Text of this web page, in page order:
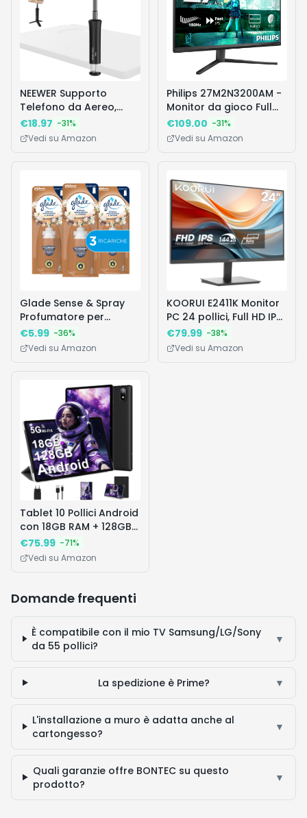
NEEWER Supporto
Telefono da Aereo,
Treppiede Smartphone
Magnetico da Tavolo
Accessori Viaggio
con MagSafe iPhone
Samsung Android per
Riprese Video, TP016
€18.97 -31%
Vedi su Amazon
Philips 27M2N3200AM -
Monitor da gioco Full
HD da 27 pollici, 180 Hz,
1ms GtG, FreeSync
(1920x1080, 2x HDMI,
nero/grigio
€109.00 -31%
Vedi su Amazon
Glade Sense & Spray
Profumatore per
Ambienti con Oli
Essenziali e Sensore di
Gelsomino e Sandalo di
Bali, 3 Ricariche
€5.99 -36%
Vedi su Amazon
KOORUI E2411K Monitor
PC 24 pollici, Full HD IPS
144HZ, 5ms, 1920x1080,
Schermo PC HDMI1.4 e
€79.99 -38%
Vedi su Amazon
Tablet 10 Pollici Android
con 18GB RAM + 128GB
ROM(TF 1TB), HD Tablet
con 5G Wi-Fi 6,
6000mAh,Custodia,
€75.99 -71%
Vedi su Amazon
Domande frequenti
È compatibile con il mio TV Samsung/LG/Sony
da 55 pollici?
▼
La spedizione è Prime? ▼
L'installazione a muro è adatta anche al
cartongesso?
▼
Quali garanzie offre BONTEC su questo
prodotto?
▼